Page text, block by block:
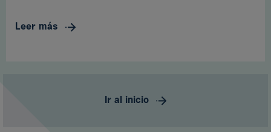
Leer más
Ir al inicio